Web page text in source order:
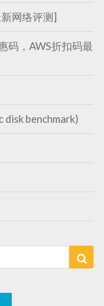
网络评测]
码，AWS折扣码最
benchmark)